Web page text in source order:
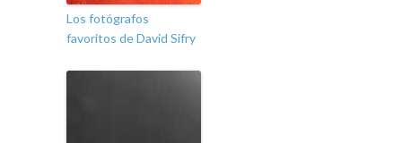
Los fotógrafos
favoritos de David Sifry